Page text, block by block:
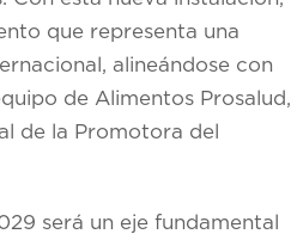
que representa una
alineándose con
de Alimentos Prosalud,
de la Promotora del
será un eje fundamental